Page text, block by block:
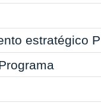
estratégico